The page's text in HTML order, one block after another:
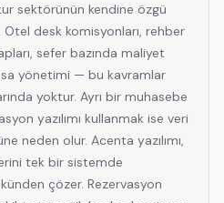
sektörünün kendine özgü
Otel desk komisyonları, rehber
sefer bazında maliyet
yönetimi — bu kavramlar
yoktur. Ayrı bir muhasebe
yazılımı kullanmak ise veri
neden olur. Acenta yazılımı,
tek bir sistemde
çözer. Rezervasyon